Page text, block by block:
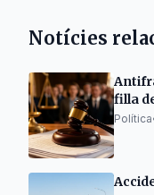
Notícies
filla
Política